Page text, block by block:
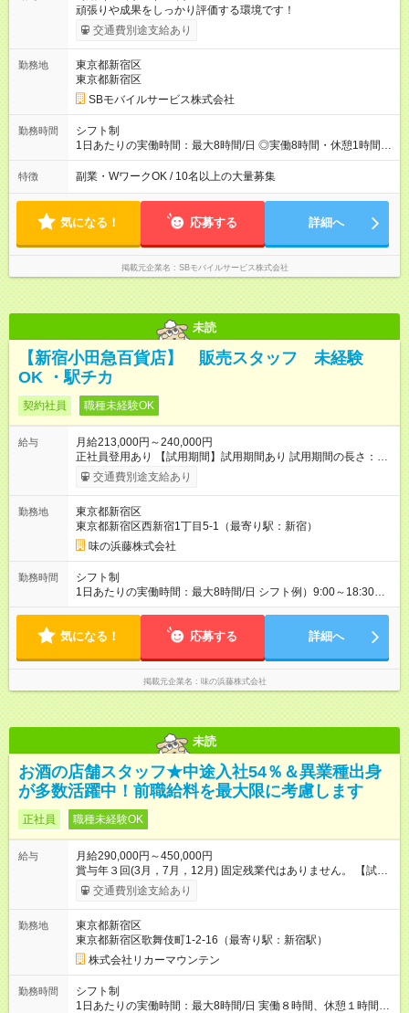
頑張りや成果をしっかり評価する環境です！
交通費別途支給あり
勤務地
東京都新宿区
東京都新宿区
SBモバイルサービス株式会社
勤務時間
シフト制
1日あたりの実働時間：最大8時間/日 ◎実働8時間・休憩1時間 ◎
残業は月平均5時間程度です
特徴 副業・WワークOK / 10名以上の大量募集
気になる！ 応募する 詳細へ
掲載元企業名 SBモバイルサービス株式会社
未読
【新宿小田急百貨店】 販売スタッフ 未経験
OK ・駅チカ
契約社員 職種未経験OK
給与
月給213,000円～240,000円
正社員登用あり 【試用期間】試用期間あり 試用期間の長さ：2
ヶ月 雇用形態、給与は本採用時と同じです。
交通費別途支給あり
勤務地
東京都新宿区
東京都新宿区西新宿1丁目5-1（最寄り駅：新宿）
味の浜藤株式会社
勤務時間
シフト制
1日あたりの実働時間：最大8時間/日 シフト例）9:00～18:30
11:30～21:00 など （休憩90分） 残業平均月10時間以内
気になる！ 応募する 詳細へ
掲載元企業名 味の浜藤株式会社
未読
お酒の店舗スタッフ★中途入社54％＆異業種出身
が多数活躍中！前職給料を最大限に考慮します
正社員 職種未経験OK
給与
月給290,000円～450,000円
賞与年３回(3月，7月，12月) 固定残業代はありません。 【試用
期間】試用期間あり 試用期間の長さ：3ヶ月 雇用形態、給与は
本採用時と同じです。
交通費別途支給あり
勤務地
東京都新宿区
東京都新宿区歌舞伎町1-2-16（最寄り駅：新宿駅）
株式会社リカーマウンテン
勤務時間
シフト制
1日あたりの実働時間：最大8時間/日 実働８時間、休憩１時間